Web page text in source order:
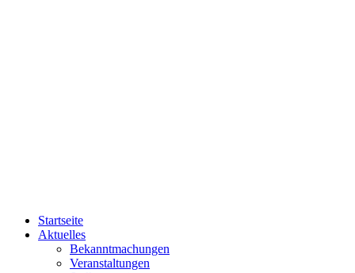
Startseite
Aktuelles
Bekanntmachungen
Veranstaltungen